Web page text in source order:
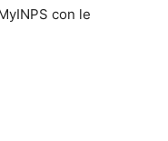
con le